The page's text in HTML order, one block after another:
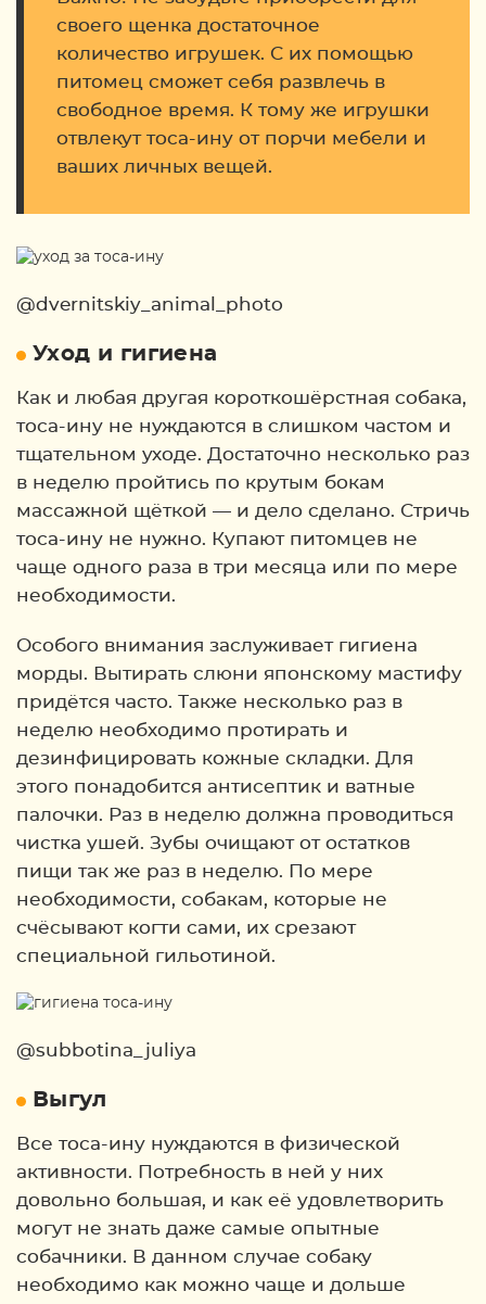
своего щенка достаточное
количество игрушек. С их помощью
питомец сможет себя развлечь в
свободное время. К тому же игрушки
отвлекут тоса-ину от порчи мебели и
ваших личных вещей.
@dvernitskiy_animal_photo
Уход и гигиена
Как и любая другая короткошёрстная собака,
тоса-ину не нуждаются в слишком частом и
тщательном уходе. Достаточно несколько раз
в неделю пройтись по крутым бокам
массажной щёткой — и дело сделано. Стричь
тоса-ину не нужно. Купают питомцев не
чаще одного раза в три месяца или по мере
необходимости.
Особого внимания заслуживает гигиена
морды. Вытирать слюни японскому мастифу
придётся часто. Также несколько раз в
неделю необходимо протирать и
дезинфицировать кожные складки. Для
этого понадобится антисептик и ватные
палочки. Раз в неделю должна проводиться
чистка ушей. Зубы очищают от остатков
пищи так же раз в неделю. По мере
необходимости, собакам, которые не
счёсывают когти сами, их срезают
специальной гильотиной.
@subbotina_juliya
Выгул
Все тоса-ину нуждаются в физической
активности. Потребность в ней у них
довольно большая, и как её удовлетворить
могут не знать даже самые опытные
собачники. В данном случае собаку
необходимо как можно чаще и дольше